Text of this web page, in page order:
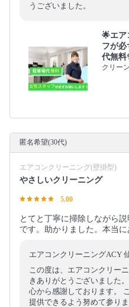
うございました。
🌟エア
フが必
代無料
クリー
匿名希望(30代)
エアコンクリーニング(壁掛型)
やさしいクリーニング
5.00
とてと丁寧に掃除しながら
です。助かりました。本当
エアコンクリーニングACY
この度は、エアコンクリー
きありがとうございました
心から感謝しております。
提供できるよう努めて参り